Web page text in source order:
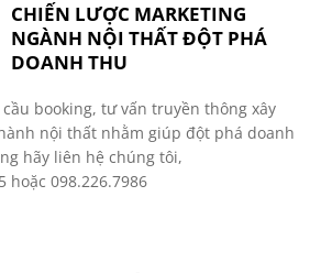
CHIẾN LƯỢC MARKETING
NGÀNH NỘI THẤT ĐỘT PHÁ
DOANH THU
booking, tư vấn truyền thông xây
nội thất nhằm giúp đột phá doanh
hãy liên hệ chúng tôi,
hoặc 098.226.7986